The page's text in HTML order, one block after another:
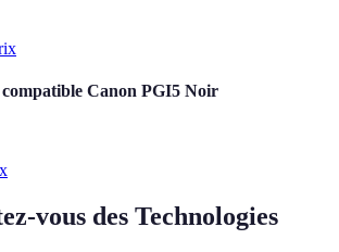
Canon PGI5 Noir
vous des Technologies